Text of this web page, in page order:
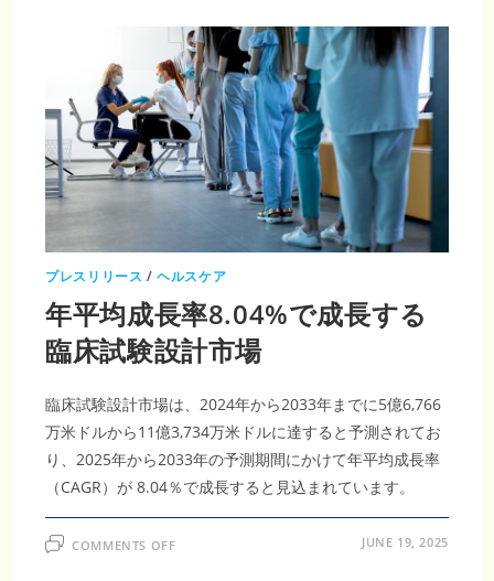
地
域
放
射
性
医
薬
品
市
場
は、
2033
74
億
米
ド
ル
に
急
増
す
見
込
み、
イ
メ
ー
ジ
ン
グ
新
プレスリリース /ヘルスケア
年平均成長率8.04%で成長する
臨床試験設計市場
臨床試験設計市場は、2024年から2033年までに5億6,766
万米ドルから11億3,734万米ドルに達すると予測されてお
り、2025年から2033年の予測期間にかけて年平均成長率
（CAGR）が 8.04％で成長すると見込まれています。
COMMENTS OFFON JUNE 19, 2025